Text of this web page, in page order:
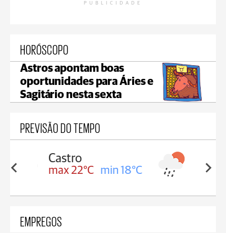
PUBLICIDADE
HORÓSCOPO
Astros apontam boas
oportunidades para Áries e
Sagitário nesta sexta
PREVISÃO DO TEMPO
18°C max 21°C min 18°C
EMPREGOS